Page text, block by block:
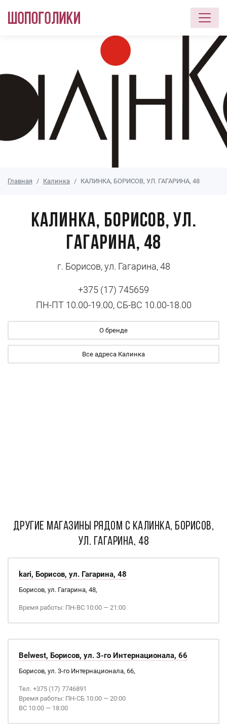
Перейти к основному содержанию
Главная Калинка КАЛИНКА, БОРИСОВ, УЛ. ГАГАРИНА, 48
КАЛИНКА, БОРИСОВ, УЛ.
ГАГАРИНА, 48
г. Борисов, ул. Гагарина, 48
+375 (17) 745659
ПН-ПТ 10.00-19.00, СБ-ВС 10.00-18.00
О бренде
Все адреса Калинка
ДРУГИЕ МАГАЗИНЫ РЯДОМ С КАЛИНКА, БОРИСОВ,
УЛ. ГАГАРИНА, 48
kari, Борисов, ул. Гагарина, 48
Борисов, ул. Гагарина, 48,
Время работы: ПН-ВС 10:00 — 21:00
Belwest, Борисов, ул. 3-го Интернационала, 66
Борисов, ул. 3-го Интернационала, 66,
Тел. +375 (17) 7746891
Время работы: ПН-СБ 10:00 — 20:00
ВС 10:00 — 18:00